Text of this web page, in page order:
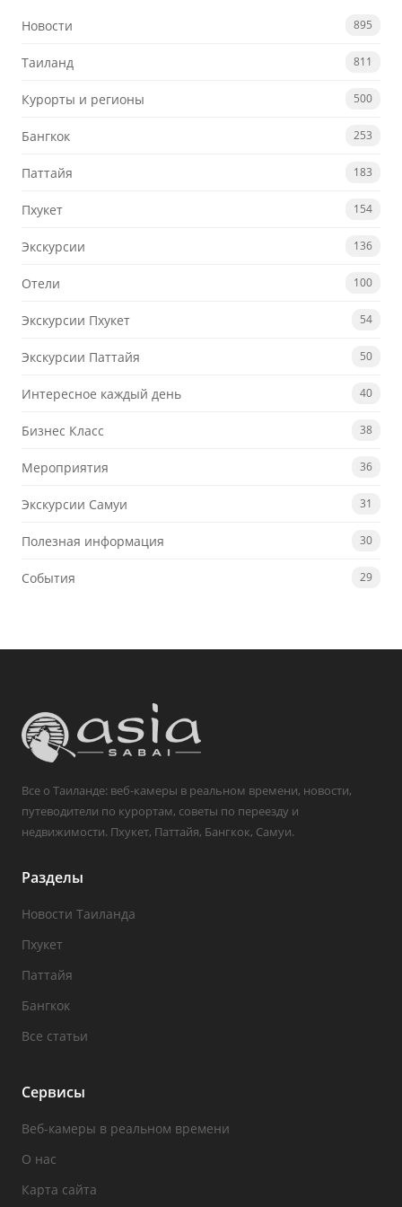
Новости 895
Таиланд 811
Курорты и регионы 500
Бангкок 253
Паттайя 183
Пхукет 154
Экскурсии 136
Отели 100
Экскурсии Пхукет 54
Экскурсии Паттайя 50
Интересное каждый день 40
Бизнес Класс 38
Мероприятия 36
Экскурсии Самуи 31
Полезная информация 30
События 29
Все о Таиланде: веб-камеры в реальном времени, новости,
путеводители по курортам, советы по переезду и
недвижимости. Пхукет, Паттайя, Бангкок, Самуи.
Разделы
Новости Таиланда
Пхукет
Паттайя
Бангкок
Все статьи
Сервисы
Веб-камеры в реальном времени
О нас
Карта сайта